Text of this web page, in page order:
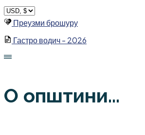
Skip
to
content
Преузми брошуру
Гастро водич - 2026
О општини...